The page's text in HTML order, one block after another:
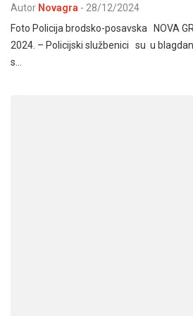
Autor Novagra - 28/12/2024
Foto Policija brodsko-posavska NOVA
2024. – Policijski službenici su u
s…